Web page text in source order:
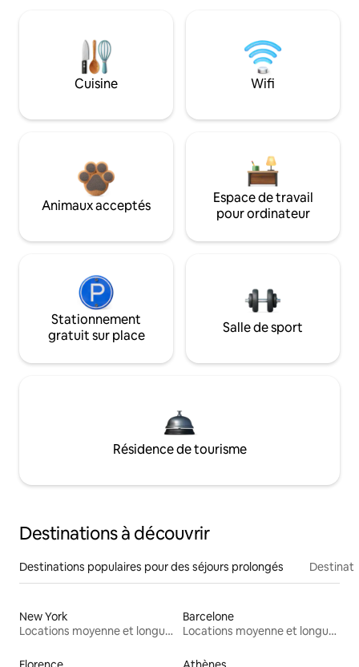
Cuisine Wifi
Animaux acceptés
Espace de travail
pour ordinateur
Stationnement
gratuit sur place
Salle de sport
Résidence de tourisme
Destinations à découvrir
Destinations populaires pour des séjours prolongés
New York
Locations moyenne et longue durée
Barcelone
Locations moyenne et longue durée